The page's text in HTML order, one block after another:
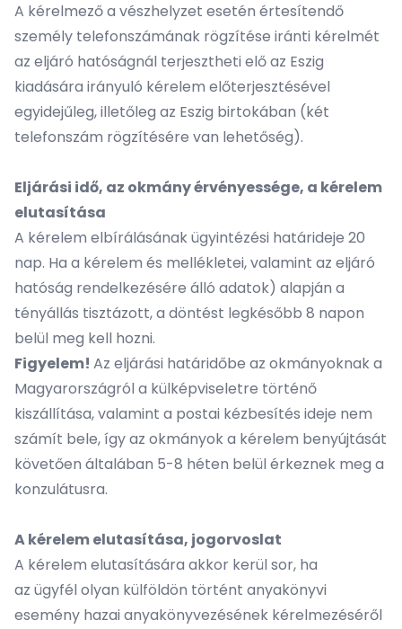
A kérelmező a vészhelyzet esetén értesítendő
személy telefonszámának rögzítése iránti kérelmét
az eljáró hatóságnál terjesztheti elő az Eszig
kiadására irányuló kérelem előterjesztésével
egyidejűleg, illetőleg az Eszig birtokában (két
telefonszám rögzítésére van lehetőség).
Eljárási idő, az okmány érvényessége, a kérelem
elutasítása
A kérelem elbírálásának ügyintézési határideje 20
nap. Ha a kérelem és mellékletei, valamint az eljáró
hatóság rendelkezésére álló adatok) alapján a
tényállás tisztázott, a döntést legkésőbb 8 napon
belül meg kell hozni.
Figyelem! Az eljárási határidőbe az okmányoknak a
Magyarországról a külképviseletre történő
kiszállítása, valamint a postai kézbesítés ideje nem
számít bele, így az okmányok a kérelem benyújtását
követően általában 5-8 héten belül érkeznek meg a
konzulátusra.
A kérelem elutasítása, jogorvoslat
A kérelem elutasítására akkor kerül sor, ha
az ügyfél olyan külföldön történt anyakönyvi
esemény hazai anyakönyvezésének kérelmezéséről